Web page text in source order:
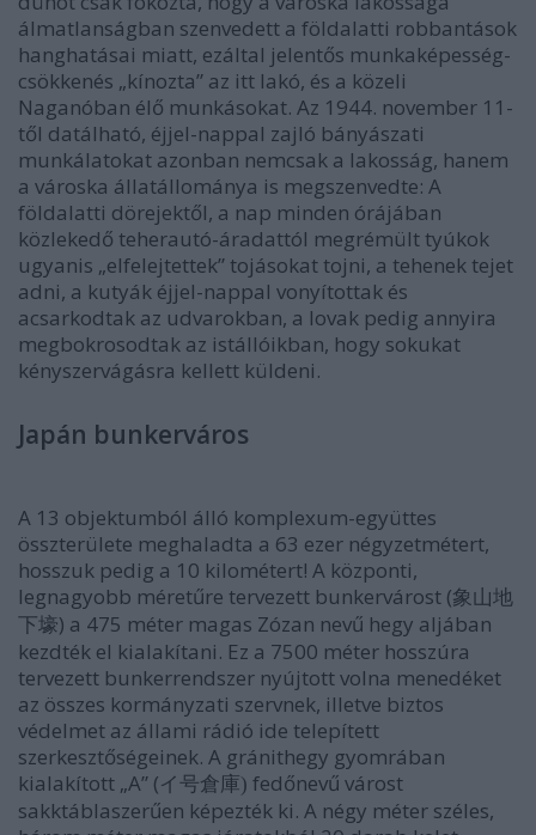
álmatlanságban szenvedett a földalatti robbantások
hanghatásai miatt, ezáltal jelentős munkaképesség-
csökkenés „kínozta” az itt lakó, és a közeli
Naganóban élő munkásokat. Az 1944. november 11-
től datálható, éjjel-nappal zajló bányászati
munkálatokat azonban nemcsak a lakosság, hanem
a városka állatállománya is megszenvedte: A
földalatti dörejektől, a nap minden órájában
közlekedő teherautó-áradattól megrémült tyúkok
ugyanis „elfelejtettek” tojásokat tojni, a tehenek tejet
adni, a kutyák éjjel-nappal vonyítottak és
acsarkodtak az udvarokban, a lovak pedig annyira
megbokrosodtak az istállóikban, hogy sokukat
kényszervágásra kellett küldeni.
Japán bunkerváros
A 13 objektumból álló komplexum-együttes
összterülete meghaladta a 63 ezer négyzetmétert,
hosszuk pedig a 10 kilométert! A központi,
legnagyobb méretűre tervezett bunkervárost (象山地
下壕) a 475 méter magas Zózan nevű hegy aljában
kezdték el kialakítani. Ez a 7500 méter hosszúra
tervezett bunkerrendszer nyújtott volna menedéket
az összes kormányzati szervnek, illetve biztos
védelmet az állami rádió ide telepített
szerkesztőségeinek. A gránithegy gyomrában
kialakított „A” (イ号倉庫) fedőnevű várost
sakktáblaszerűen képezték ki. A négy méter széles,